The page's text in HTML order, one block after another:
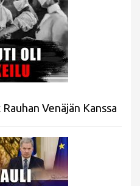
Venäjän Kanssa